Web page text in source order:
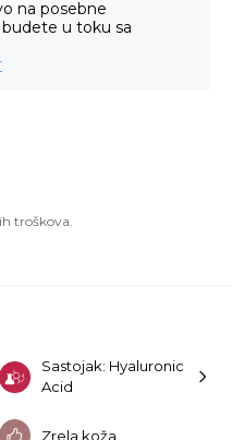
na posebne
u toku sa
Sastojak: Hyaluronic
Acid
Zrela koža